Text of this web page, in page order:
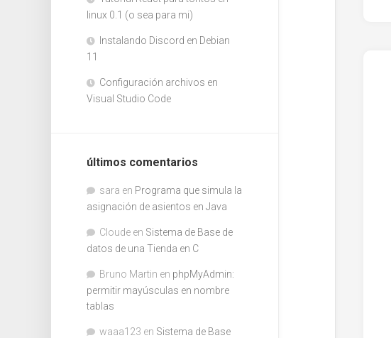
linux 0.1 (o sea para mi)
Instalando Discord en Debian
11
Configuración archivos en
Visual Studio Code
últimos comentarios
sara en Programa que simula la
asignación de asientos en Java
Cloude en Sistema de Base de
datos de una Tienda en C
Bruno Martin en phpMyAdmin:
permitir mayúsculas en nombre
tablas
waaa123 en Sistema de Base